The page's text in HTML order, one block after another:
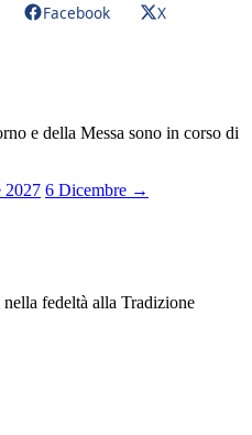
Facebook
X
e della Messa sono in corso di
2027 6 Dicembre →
fedeltà alla Tradizione